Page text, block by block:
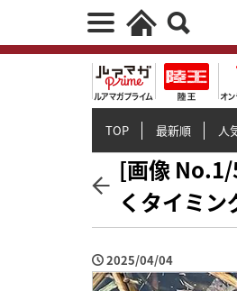
TOP 最新順 人
[画像 No.1/
くタイミ
2025/04/04